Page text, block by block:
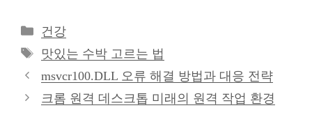
카
테
리
건강
태
맛있는 수박 고르는 법
msvcr100.DLL 오류 해결 방법과 대응 전략
크롬 원격 데스크톱 미래의 원격 작업 환경